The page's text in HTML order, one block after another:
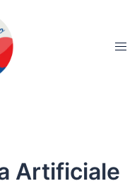
Artificiale